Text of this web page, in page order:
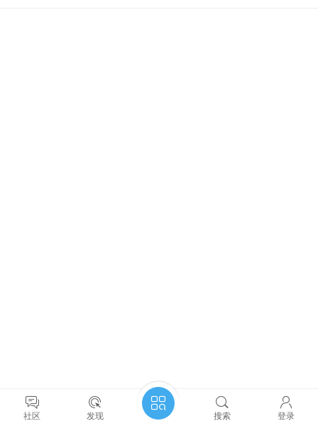
社区 发现 搜索 登录